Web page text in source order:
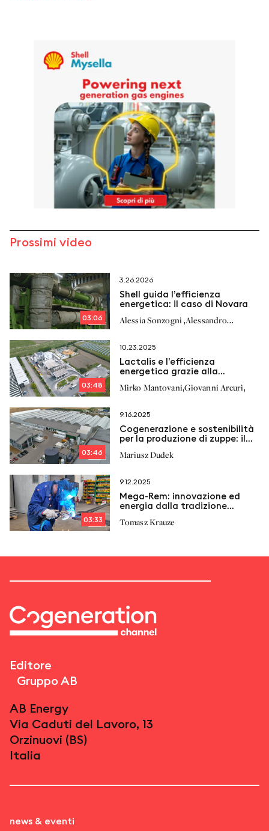
Prossimi video
03:06
3.26.2026
Shell guida l’efficienza
energetica: il caso di Novara
Alessia Sonzogni,Alessandro
03:48
10.23.2025
Lactalis e l’efficienza
energetica grazie alla
Mirko Mantovani,Giovanni Arcuri,
03:46
9.16.2025
Cogenerazione e sostenibilità
per la produzione di zuppe: il
Mariusz Dudek
03:33
9.12.2025
Mega‑Rem: innovazione ed
energia dalla tradizione
Tomasz Krauze
Editore
Gruppo AB
AB Energy
Via Caduti del Lavoro, 13
Orzinuovi (BS)
Italia
news & eventi